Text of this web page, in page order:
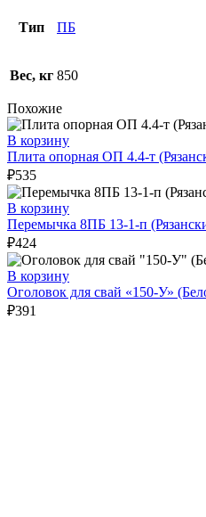
Тип ПБ
Вес, кг 850
Похожие
В корзину
Плита опорная ОП 4.4-т
₽535
В корзину
Перемычка 8ПБ 13-1-п
₽424
В корзину
Оголовок для свай «150-У»
₽391